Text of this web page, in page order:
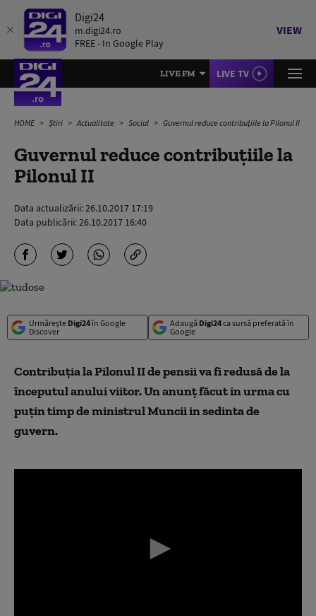
Digi24
m.digi24.ro
FREE - In Google Play
VIEW
LIVE FM LIVE TV
HOME Știri Actualitate Social Guvernul reduce contribuțiile la Pilonul II
Guvernul reduce contribuțiile la
Pilonul II
Data actualizării:26.10.2017 17:19
Data publicării:26.10.2017 16:40
Urmărește Digi24în Google
Discover
Adaugă Digi24ca sursă preferată în
Google
Contribuţia laPilonulIIde pensii va fi redusă de la
începutul anului viitor. Un anunţ făcut in urma cu
puţin timp de ministrul Muncii in sedinta de
guvern.